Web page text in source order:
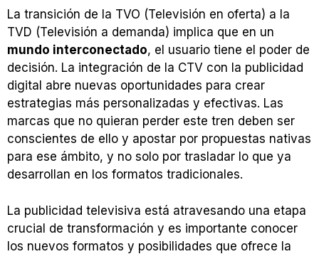
La transición de la TVO (Televisión en oferta) a la
TVD (Televisión a demanda) implica que en un
mundo interconectado, el usuario tiene el poder de
decisión. La integración de la CTV con la publicidad
digital abre nuevas oportunidades para crear
estrategias más personalizadas y efectivas. Las
marcas que no quieran perder este tren deben ser
conscientes de ello y apostar por propuestas nativas
para ese ámbito, y no solo por trasladar lo que ya
desarrollan en los formatos tradicionales.
La publicidad televisiva está atravesando una etapa
crucial de transformación y es importante conocer
los nuevos formatos y posibilidades que ofrece la